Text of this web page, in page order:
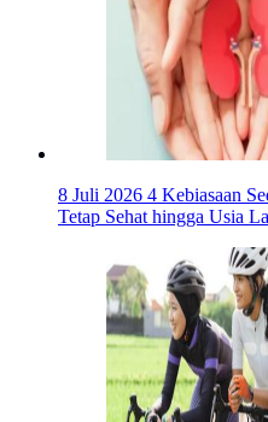
8 Juli 2026 4 Kebiasaan
Tetap Sehat hingga Usia